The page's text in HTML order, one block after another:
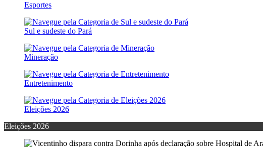
Esportes
Sul e sudeste do Pará
Mineração
Entretenimento
Eleições 2026
Eleições 2026